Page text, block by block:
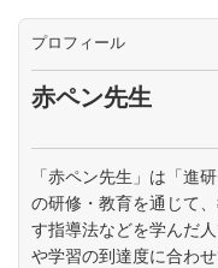
プロフィール
赤ペン先生
「赤ペン先生」は「進
の研修・教育を通じて
す指導法などを学んだ
や学習の到達度に合わ